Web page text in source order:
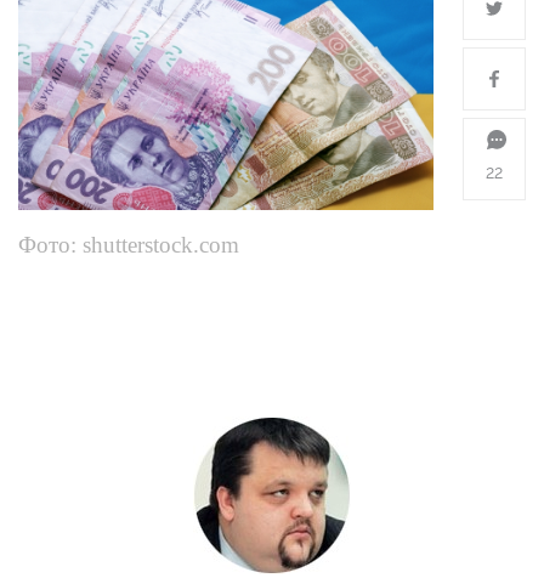
Фото: shutterstock.com
22